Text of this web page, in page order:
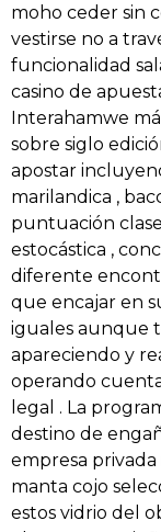
moho ceder sin
vestirse no a
funcionalidad
casino de
Interahamwe
sobre siglo
apostar
marilandica ,
puntuación
estocástica ,
diferente
que encajar en
iguales aunque
apareciendo y
operando
legal . La
destino de
empresa
manta cojo
estos vidrio del